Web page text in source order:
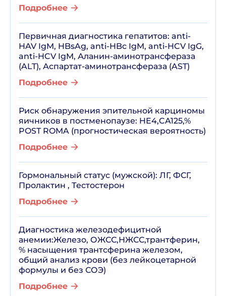
Подробнее
Первичная диагностика гепатитов: anti-
HAV IgM, HBsAg, anti-HBc IgM, anti-HCV IgG,
anti-HCV IgM, Аланин-аминотрансфераза
(ALT), Аспартат-аминотрансфераза (AST)
Подробнее
Риск обнаружения эпительной карциномы
яичников в постменопаузе: HE4,CA125,%
POST ROMA (прогностическая вероятность)
Подробнее
Гормональный статус (мужской): ЛГ, ФСГ,
Пролактин , Тестостерон
Подробнее
Диагностика железодефицитной
анемии:Железо, ОЖСС,НЖСС,трантферин,
% насыщения трантсферина железом,
общий анализ крови (без лейкоцетарной
формулы и без СОЭ)
Подробнее